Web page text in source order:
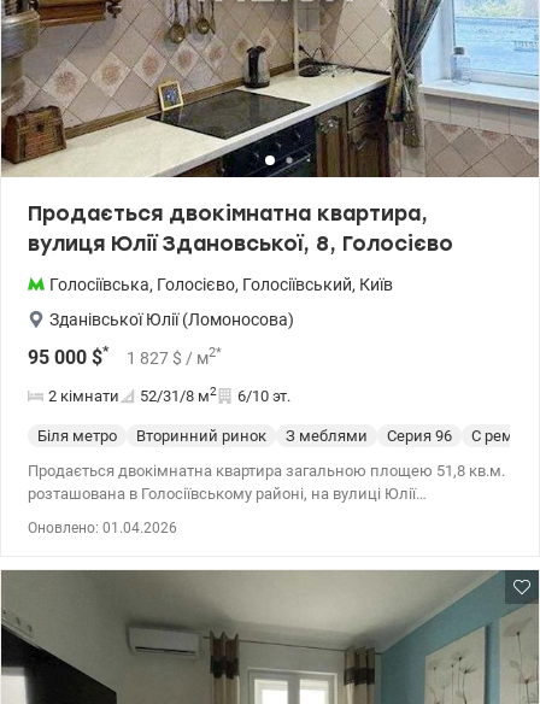
та генератор) Інфраструктура: Це інвестиція в район, де не
потрібно витрачати час на затори, щоб відвести дитину в сад,
купити продукти чи погуляти в парку. Усе, що потрібно для
сучасного та щасливого життя, знаходиться в радіусі 10 хвилин
навколо будинку. - до метро Іподром 10 хвилин пішки - поруч
дитячі садочки, школи, медичні центри, ТРЦ, супермаркети,
ресторани, Sport Life, ВДНГ, Голосіївський ліс. Телефонуйте для
запису на перегляд. Ціна 70000 у.о. 0937470721 Наталя
Продається двокімнатна квартира,
вулиця Юлії Здановської, 8, Голосієво
Голосіївська, Голосієво, Голосіївський, Київ
Зданівської Юлії (Ломоносова)
95 000 $* 1 827 $ / м2*
2 кімнати 52/31/8 м2 6/10 эт.
Біля метро Вторинний ринок З меблями Cерия 96
С
Продається двокімнатна квартира загальною площею 51,8 кв.м.
розташована в Голосіївському районі, на вулиці Юлії
світла. Котельня в будинку, тому взимку завжди працює
опалення. Вікна виходять у тихий та затишний двір. Квартира
облаштована усім необхідним для комфортного проживання
(м’які меблі, журнальний столик, тумбочка та телевізор у
спальні; вбудована кухня з меблями; холодильник; пральна
Оновлено: 01.04.2026